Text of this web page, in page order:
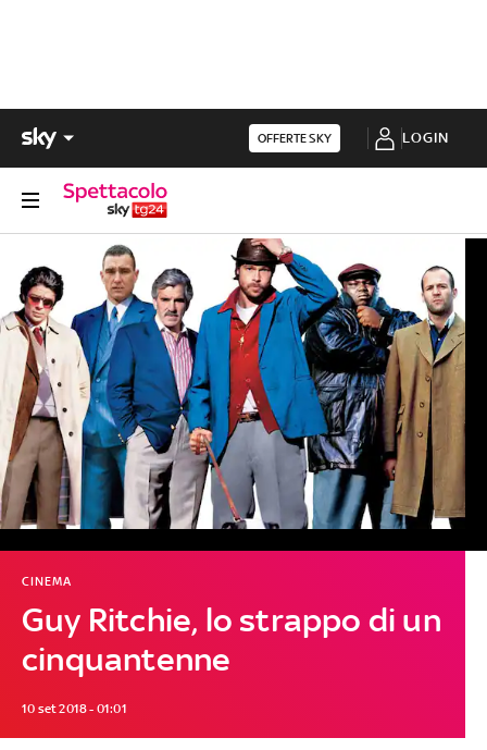
OFFERTE SKY LOGIN
Guy Ritchie, lo strappo di un
cinquantenne
CINEMA
10 set 2018 - 01:01